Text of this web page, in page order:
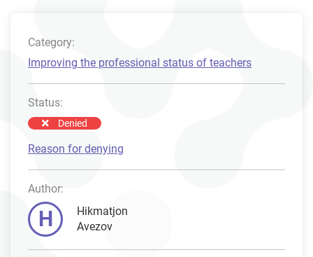
Category:
Improving the professional status of teachers
Status:
Denied
Reason for denying
Author:
H
Hikmatjon
Avezov